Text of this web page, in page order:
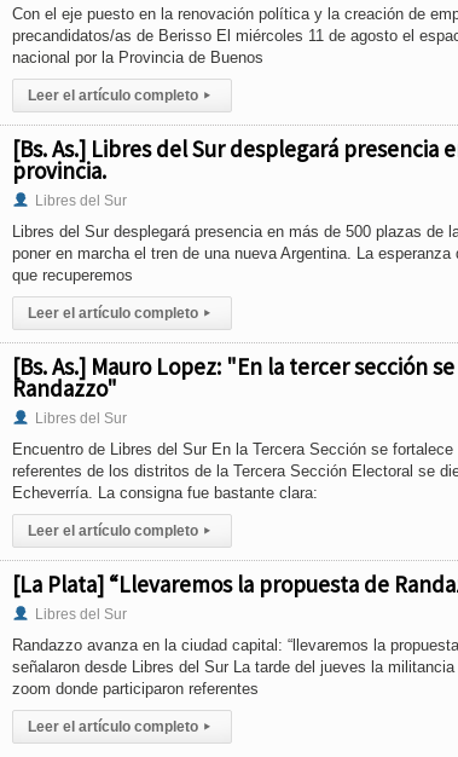
Con el eje puesto en la renovación política y la creación de
precandidatos/as de Berisso El miércoles 11 de agosto el
nacional por la Provincia de Buenos
Leer el artículo completo ▸
[Bs. As.] Libres del Sur desplegará presencia
provincia.
Libres del Sur
Libres del Sur desplegará presencia en más de 500 plazas de
poner en marcha el tren de una nueva Argentina. La
que recuperemos
Leer el artículo completo ▸
[Bs. As.] Mauro Lopez: "En la tercer sección
Randazzo"
Libres del Sur
Encuentro de Libres del Sur En la Tercera Sección se
referentes de los distritos de la Tercera Sección Electoral se
Echeverría. La consigna fue bastante clara:
Leer el artículo completo ▸
[La Plata] “Llevaremos la propuesta de
Libres del Sur
Randazzo avanza en la ciudad capital: “llevaremos la
señalaron desde Libres del Sur La tarde del jueves la
zoom donde participaron referentes
Leer el artículo completo ▸